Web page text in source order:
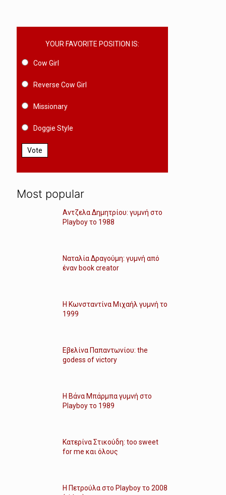
YOUR FAVORITE POSITION IS:
Cow Girl
Reverse Cow Girl
Missionary
Doggie Style
Vote
Most popular
Αντζελα Δημητρίου: γυμνή στο
Playboy το 1988
Ναταλία Δραγούμη: γυμνή από
έναν book creator
Η Κωνσταντίνα Μιχαήλ γυμνή το
1999
Εβελίνα Παπαντωνίου: the
godess of victory
Η Βάνα Μπάρμπα γυμνή στο
Playboy το 1989
Κατερίνα Στικούδη: too sweet
for me και όλους
Η Πετρούλα στο Playboy το 2008